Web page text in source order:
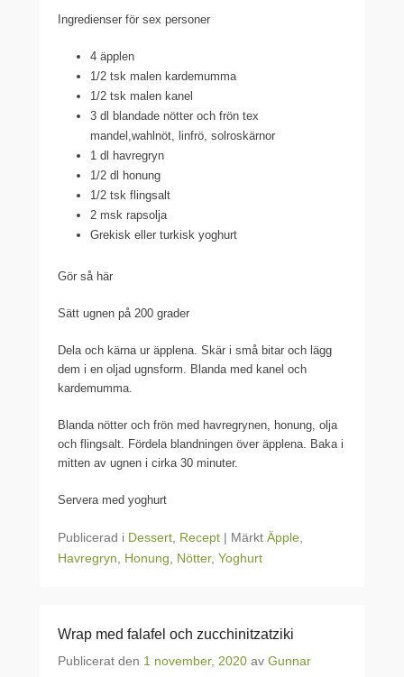
Ingredienser för sex personer
4 äpplen
1/2 tsk malen kardemumma
1/2 tsk malen kanel
3 dl blandade nötter och frön tex
mandel,wahlnöt, linfrö, solroskärnor
1 dl havregryn
1/2 dl honung
1/2 tsk flingsalt
2 msk rapsolja
Grekisk eller turkisk yoghurt
Gör så här
Sätt ugnen på 200 grader
Dela och kärna ur äpplena. Skär i små bitar och lägg
dem i en oljad ugnsform. Blanda med kanel och
kardemumma.
Blanda nötter och frön med havregrynen, honung, olja
och flingsalt. Fördela blandningen över äpplena. Baka i
mitten av ugnen i cirka 30 minuter.
Servera med yoghurt
Publicerad i Dessert Recept | Märkt Äpple
Havregryn
Honung Nötter, Yoghurt
Wrap med falafel och zucchinitzatziki
Publicerat den 1 november, 2020 av Gunnar